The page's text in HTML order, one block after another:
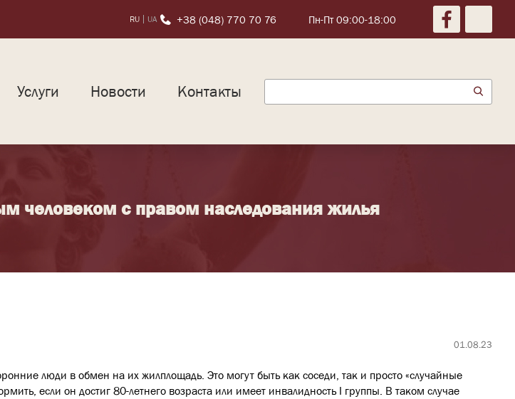
RU UA +38 (048) 770 70 76 Пн-Пт 09:00-18:00
Услуги Новости Контакты
человеком с правом наследования жилья
01.08.23
люди в обмен на их жилплощадь. Это могут быть как соседи, так и просто «случайные
если он достиг 80-летнего возраста или имеет инвалидность І группы. В таком случае